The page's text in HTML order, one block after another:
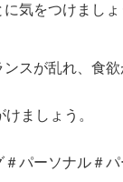
気をつけましょ
スが乱れ、食
ましょう。
パーソナル＃